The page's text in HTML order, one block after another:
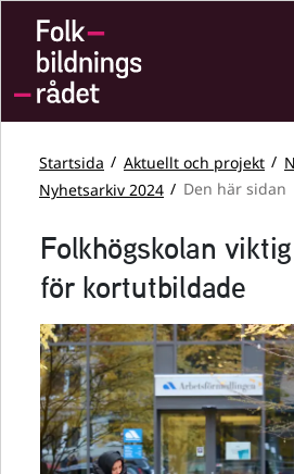
Startsida Aktuellt och projekt
Nyhetsarkiv 2024
Den här sidan
Folkhögskolan
för kortutbildade